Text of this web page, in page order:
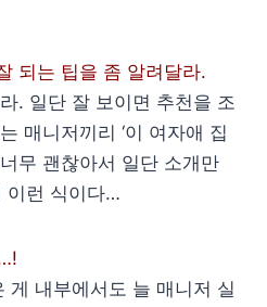
되는 팁을 좀 알려달라.
. 일단 잘 보이면 추천을 조
매니저끼리 ‘이 여자애 집
무 괜찮아서 일단 소개만
이런 식이다…
게 내부에서도 늘 매니저 실